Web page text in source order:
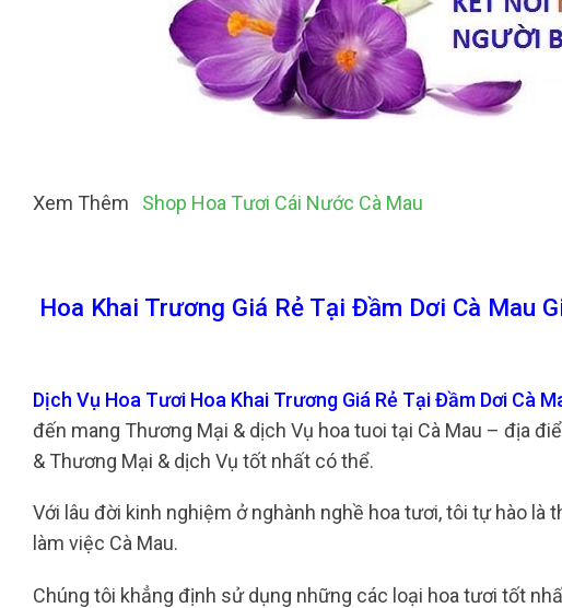
Xem Thêm Shop Hoa Tươi Cái Nước Cà Mau
Hoa Khai Trương Giá Rẻ Tại Đầm Dơi Cà Mau
Dịch Vụ Hoa Tươi Hoa Khai Trương Giá Rẻ Tại Đầm Dơi Cà
đến mang Thương Mại & dịch Vụ hoa tuoi tại Cà Mau – địa
& Thương Mại & dịch Vụ tốt nhất có thể.
Với lâu đời kinh nghiệm ở nghành nghề hoa tươi, tôi tự hào
làm việc Cà Mau.
Chúng tôi khẳng định sử dụng những các loại hoa tươi tốt